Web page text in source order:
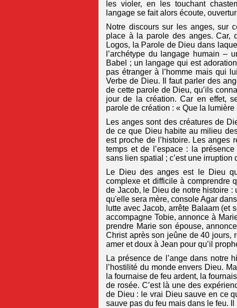
les violer, en les touchant
langage se fait alors écoute,
Notre discours sur les anges, sur
place à la parole des anges. Car,
Logos, la Parole de Dieu dans
l’archétype du langage humain –
Babel ; un langage qui est
pas étranger à l’homme mais qui
Verbe de Dieu. Il faut parler des
de cette parole de Dieu, qu’ils
jour de la création. Car en effet,
parole de création : « Que la lumière
Les anges sont des créatures de
de ce que Dieu habite au milieu
est proche de l’histoire. Les anges
temps et de l’espace : la
sans lien spatial ; c’est une irruption
Le Dieu des anges est le Dieu
complexe et difficile à comprendre
de Jacob, le Dieu de notre histoire :
qu'elle sera mère, console Agar
lutte avec Jacob, arrête Balaam (et
accompagne Tobie, annonce à
prendre Marie son épouse,
Christ après son jeûne de 40 jours,
amer et doux à Jean pour qu’il
La présence de l’ange dans notre
l’hostilité du monde envers Dieu.
la fournaise de feu ardent, la
de rosée. C’est là une des
de Dieu : le vrai Dieu sauve en ce
sauve pas du feu mais dans le feu.